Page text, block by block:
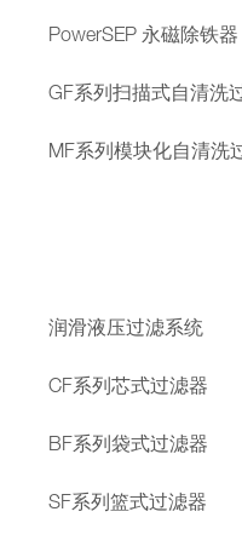
PowerSEP 永磁除铁器
GF系列扫描式自清洗
MF系列模块化自清洗
润滑液压过滤系统
CF系列芯式过滤器
BF系列袋式过滤器
SF系列篮式过滤器